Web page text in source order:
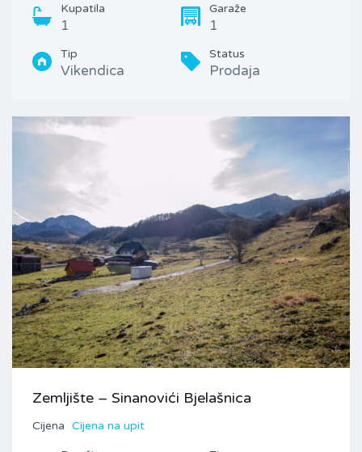
Kupatila
1
Garaže
1
Tip
Vikendica
Status
Prodaja
Zemljište – Sinanovići Bjelašnica
Cijena Cijena na upit